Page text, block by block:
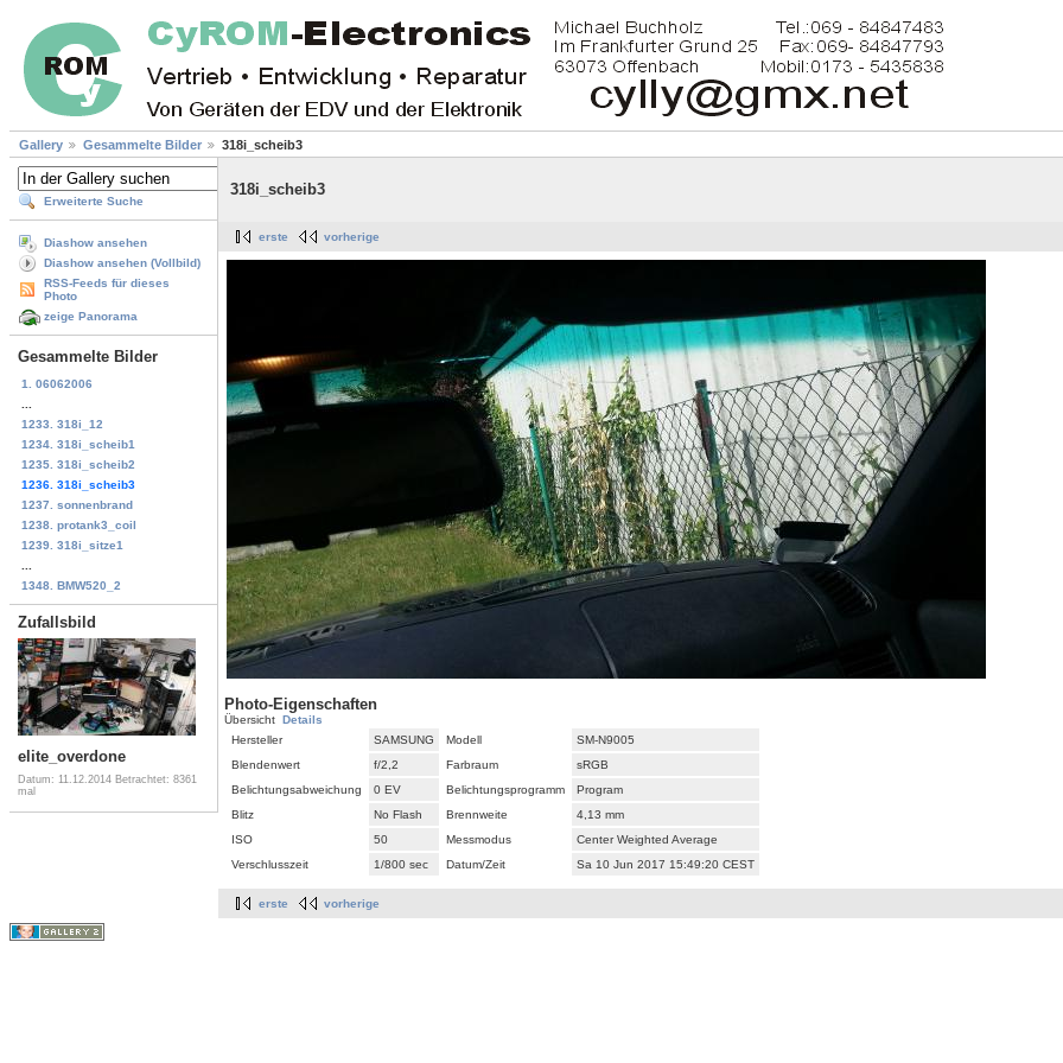
Gallery Gesammelte Bilder 318i_scheib3
Erweiterte Suche
Diashow ansehen
Diashow ansehen (Vollbild)
RSS-Feeds für dieses
Photo
zeige Panorama
Gesammelte Bilder
1. 06062006
1233. 318i_12
1234. 318i_scheib1
1235. 318i_scheib2
1236. 318i_scheib3
1237. sonnenbrand
1238. protank3_coil
1239. 318i_sitze1
1348. BMW520_2
Zufallsbild
elite_overdone
Datum: 11.12.2014 Betrachtet: 8361
mal
318i_scheib3
erste vorherige
Photo-Eigenschaften
Übersicht Details
Hersteller
SAMSUNG Modell
SM-N9005
Blendenwert
f/2,2 Farbraum
sRGB
Belichtungsabweichung
0 EV Belichtungsprogramm
Program
Blitz
No Flash Brennweite
4,13 mm
ISO
50 Messmodus
Center Weighted Average
Verschlusszeit
1/800 sec Datum/Zeit Sa 10 Jun 2017 15:49:20 CEST
erste vorherige